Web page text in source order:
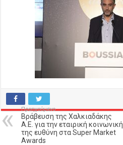
Προηγούμενο
Βράβευση της Χαλκιαδάκης
Α.Ε. για την εταιρική κοινωνική
της ευθύνη στα Super Market
Awards